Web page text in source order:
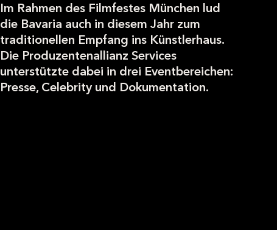
Im Rahmen des Filmfestes München lud
die Bavaria auch in diesem Jahr zum
traditionellen Empfang ins Künstlerhaus.
Die Produzentenallianz Services
unterstützte dabei in drei Eventbereichen:
Presse, Celebrity und Dokumentation.